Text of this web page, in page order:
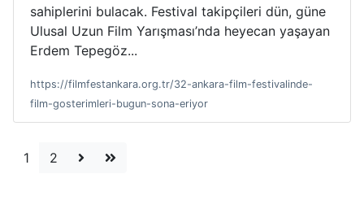
sahiplerini bulacak. Festival takipçileri dün, güne
Ulusal Uzun Film Yarışması’nda heyecan yaşayan
Erdem Tepegöz...
https://filmfestankara.org.tr/32-ankara-film-festivalinde-
film-gosterimleri-bugun-sona-eriyor
1 2